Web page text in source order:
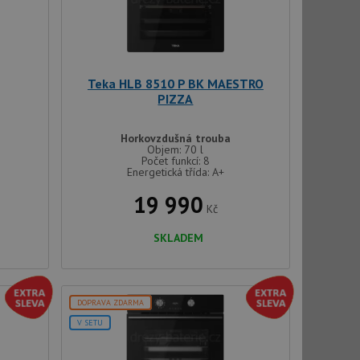
Teka HLB 8510 P BK MAESTRO
PIZZA
Horkovzdušná trouba
Objem: 70 l
Počet funkcí: 8
Energetická třída: A+
19 990 Kč
SKLADEM
DOPRAVA ZDARMA
V SETU
CORS po
cookie lepivosti
- což je
Tento soubor
náhodně
požadavku
a
relace.
uživatele a
Zaznamenává
ochrany
že jejich